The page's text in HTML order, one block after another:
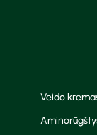
Veido